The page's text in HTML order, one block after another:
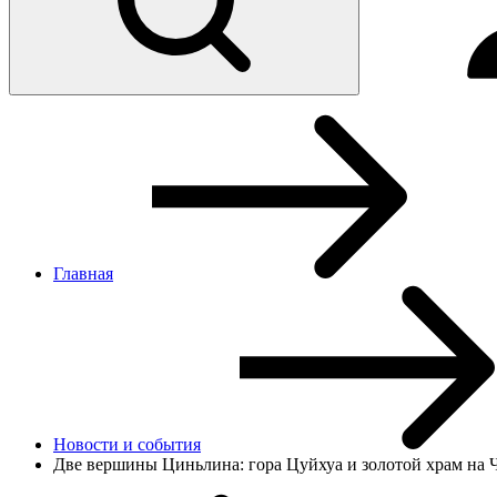
Главная
Новости и cобытия
Две вершины Циньлина: гора Цуйхуа и золотой храм на